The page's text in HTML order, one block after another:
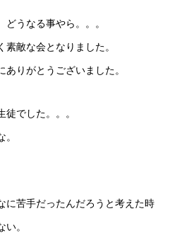
うなる事やら。。。
敵な会となりました。
りがとうございました。
でした。。。
に苦手だったんだろうと考えた時
。